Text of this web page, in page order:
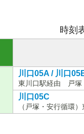
時刻
川口05A / 川口
東川口駅経由 戸塚
川口05C
（戸塚・安行循環